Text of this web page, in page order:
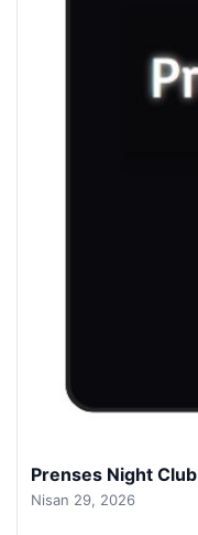
Prenses Night Club
Nisan 29, 2026